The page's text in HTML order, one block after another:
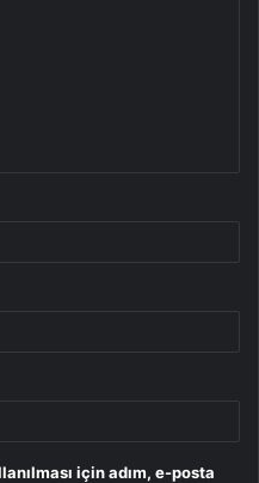
için adım, e-posta